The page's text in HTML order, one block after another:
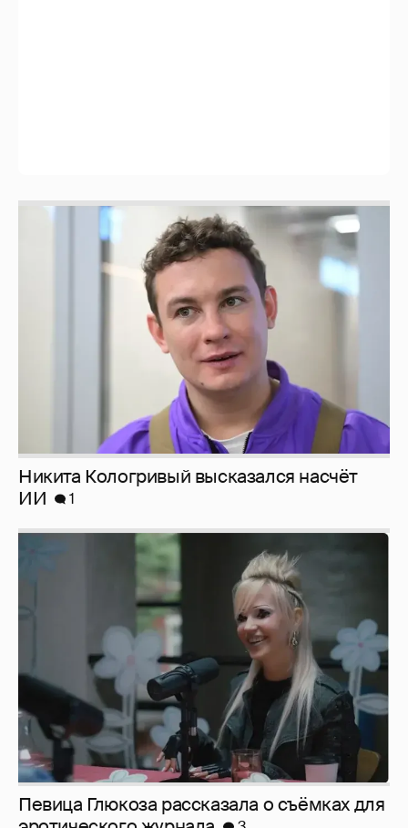
Никита Кологривый высказался насчёт
Певица Глюкоза рассказала о съёмках для
эротического журнала
3